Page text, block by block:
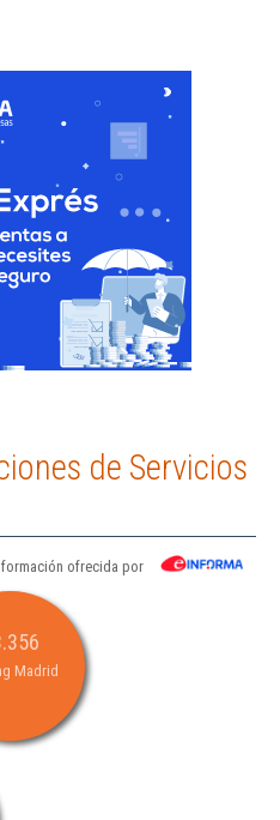
de Servicios
ofrecida por
Madrid